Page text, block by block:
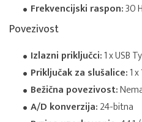
Frekvencijski raspon:30
Povezivost
Izlazni priključci:1 x USB
Priključak za slušalice:1
Bežična povezivost:
A/D konverzija:24-bitna